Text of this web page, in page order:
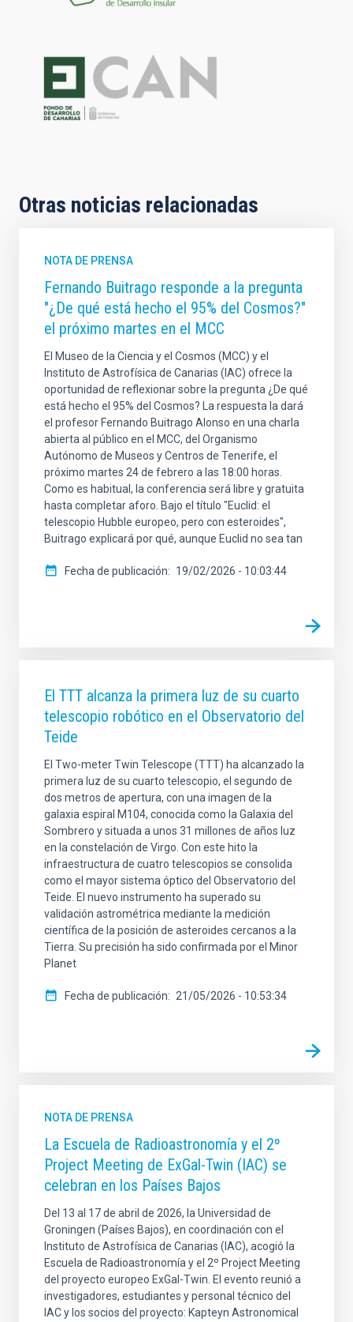
Otras noticias relacionadas
NOTA DE PRENSA
Fernando Buitrago responde a la pregunta
"¿De qué está hecho el 95% del Cosmos?"
el próximo martes en el MCC
El Museo de la Ciencia y el Cosmos (MCC) y el
Instituto de Astrofísica de Canarias (IAC) ofrece la
oportunidad de reflexionar sobre la pregunta ¿De qué
está hecho el 95% del Cosmos? La respuesta la dará
el profesor Fernando Buitrago Alonso en una charla
abierta al público en el MCC, del Organismo
Autónomo de Museos y Centros de Tenerife, el
próximo martes 24 de febrero a las 18:00 horas.
Como es habitual, la conferencia será libre y gratuita
hasta completar aforo. Bajo el título "Euclid: el
telescopio Hubble europeo, pero con esteroides",
Buitrago explicará por qué, aunque Euclid no sea tan
Fecha de publicación 19/02/2026 - 10:03:44
El TTT alcanza la primera luz de su cuarto
telescopio robótico en el Observatorio del
Teide
El Two-meter Twin Telescope (TTT) ha alcanzado la
primera luz de su cuarto telescopio, el segundo de
dos metros de apertura, con una imagen de la
galaxia espiral M104, conocida como la Galaxia del
Sombrero y situada a unos 31 millones de años luz
en la constelación de Virgo. Con este hito la
infraestructura de cuatro telescopios se consolida
como el mayor sistema óptico del Observatorio del
Teide. El nuevo instrumento ha superado su
validación astrométrica mediante la medición
científica de la posición de asteroides cercanos a la
Tierra. Su precisión ha sido confirmada por el Minor
Planet
Fecha de publicación 21/05/2026 - 10:53:34
NOTA DE PRENSA
La Escuela de Radioastronomía y el 2º
Project Meeting de ExGal-Twin (IAC) se
celebran en los Países Bajos
Del 13 al 17 de abril de 2026, la Universidad de
Groningen (Países Bajos), en coordinación con el
Instituto de Astrofísica de Canarias (IAC), acogió la
Escuela de Radioastronomía y el 2º Project Meeting
del proyecto europeo ExGal-Twin. El evento reunió a
investigadores, estudiantes y personal técnico del
IAC y los socios del proyecto: Kapteyn Astronomical